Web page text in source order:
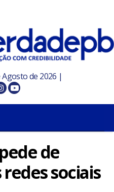
de 2026 |
de
redes sociais